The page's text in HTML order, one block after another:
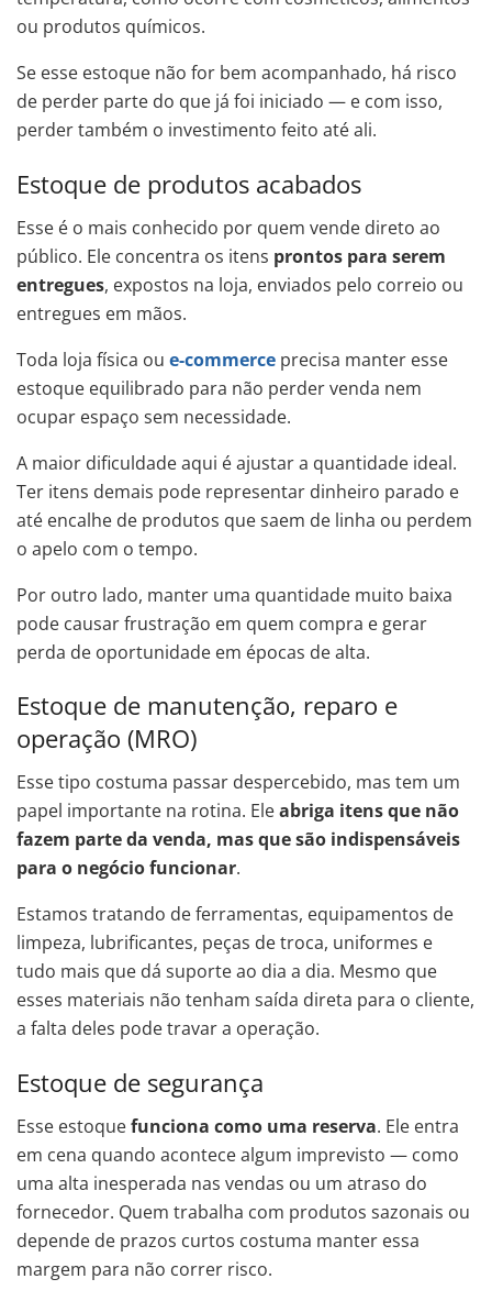
ou produtos químicos.
Se esse estoque não for bem acompanhado, há risco
de perder parte do que já foi iniciado — e com isso,
perder também o investimento feito até ali.
Estoque de produtos acabados
Esse é o mais conhecido por quem vende direto ao
público. Ele concentra os itens prontos para serem
entregues, expostos na loja, enviados pelo correio ou
entregues em mãos.
Toda loja física ou e-commerce precisa manter esse
estoque equilibrado para não perder venda nem
ocupar espaço sem necessidade.
A maior dificuldade aqui é ajustar a quantidade ideal.
Ter itens demais pode representar dinheiro parado e
até encalhe de produtos que saem de linha ou perdem
o apelo com o tempo.
Por outro lado, manter uma quantidade muito baixa
pode causar frustração em quem compra e gerar
perda de oportunidade em épocas de alta.
Estoque de manutenção, reparo e
operação (MRO)
Esse tipo costuma passar despercebido, mas tem um
papel importante na rotina. Eleabriga itens que não
fazem parte da venda, mas que são indispensáveis
para o negócio funcionar.
Estamos tratando de ferramentas, equipamentos de
limpeza, lubrificantes, peças de troca, uniformes e
tudo mais que dá suporte ao dia a dia. Mesmo que
esses materiais não tenham saída direta para o cliente,
a falta deles pode travar a operação.
Estoque de segurança
Esse estoquefunciona como uma reserva. Ele entra
em cena quando acontece algum imprevisto — como
uma alta inesperada nas vendas ou um atraso do
fornecedor. Quem trabalha com produtos sazonais ou
depende de prazos curtos costuma manter essa
margem para não correr risco.